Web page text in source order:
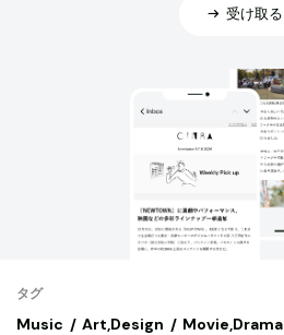
受け取る
タグ
Music Art,Design Movie,Drama